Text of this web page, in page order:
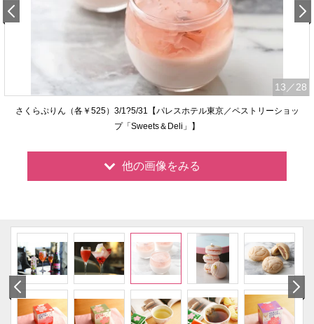
13 ／28
さくらぷりん（各￥525）3/1?5/31【パレスホテル東京／ペストリーショッ
プ「Sweets＆Deli」】
他の画像をみる